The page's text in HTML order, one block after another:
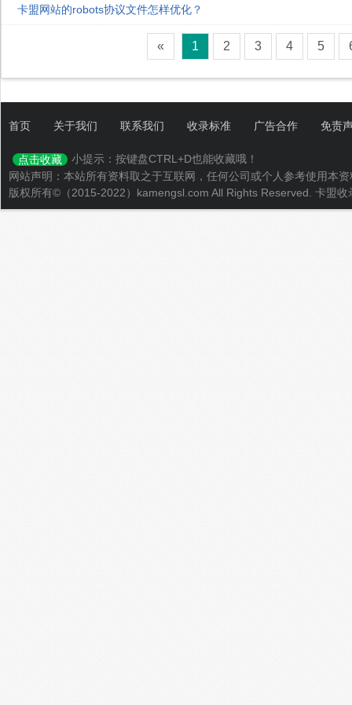
卡盟网站的robots协议文件怎样优化？
« 1 2 3 4 5
首页 关于我们 联系我们 收录标准 广告合作 免责
点击收藏
小提示：按键盘CTRL+D也能收藏哦！
网站声明：本站所有资料取之于互联网，任何公司或个人参考使用本
版权所有©（2015-2022）kamengsl.com All Rights Reserved. 卡盟收